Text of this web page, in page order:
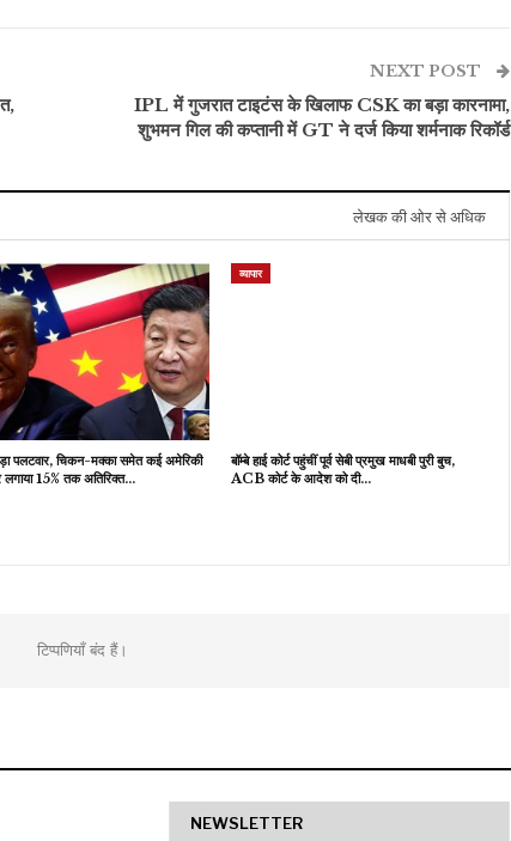
NEXT POST
IPL में गुजरात टाइटंस के खिलाफ CSK का बड़ा कारनामा,
शुभमन गिल की कप्तानी में GT ने दर्ज किया शर्मनाक रिकॉर्ड
लेखक की ओर से अधिक
पलटवार, चिकन-मक्का समेत कई अमेरिकी
लगाया 15% तक अतिरिक्त…
व्यापार
बॉम्बे हाई कोर्ट पहुंचीं पूर्व सेबी प्रमुख माधबी पुरी बुच,
ACB कोर्ट के आदेश को दी…
टिप्पणियाँ बंद हैं।
NEWSLETTER